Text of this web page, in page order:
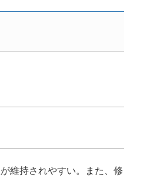
維持されやすい。また、修